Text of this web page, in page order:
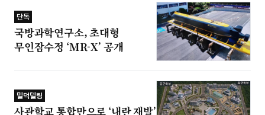
단독
국방과학연구소, 초대형
무인잠수정 ‘MR-X’ 공개
밀덕텔링
사관학교 통합만으로 ‘내란 재발’